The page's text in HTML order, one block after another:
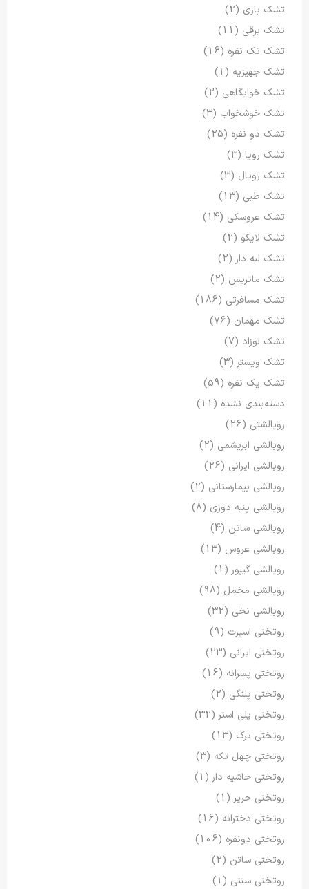
تشک بازی (2)
تشک برقی (11)
تشک تک نفره (16)
تشک جهیزیه (1)
تشک خوابگاهی (2)
تشک خوشخواب (3)
تشک دو نفره (25)
تشک رویا (3)
تشک رویال (3)
تشک طبی (13)
تشک عروسکی (14)
تشک لایکو (2)
تشک لبه دار (2)
تشک ماتریس (2)
تشک مسافرتی (186)
تشک مهمان (76)
تشک نوزاد (7)
تشک ویستر (3)
تشک یک نفره (59)
دسته‌بندی نشده (11)
روبالشتی (26)
روبالشی ابریشمی (2)
روبالشی ایرانی (26)
روبالشی بیمارستانی (2)
روبالشی پنبه دوزی (8)
روبالشی ساتن (4)
روبالشی عروس (13)
روبالشی گیپور (1)
روبالشی مخمل (98)
روبالشی نخی (32)
روتختی اسپرت (9)
روتختی ایرانی (23)
روتختی پسرانه (16)
روتختی پلنگی (2)
روتختی پلی استر (32)
روتختی ترک (13)
روتختی چهل تکه (3)
روتختی حاشیه دار (1)
روتختی حریر (1)
روتختی دخترانه (16)
روتختی دونفره (106)
روتختی ساتن (2)
روتختی سنتی (1)